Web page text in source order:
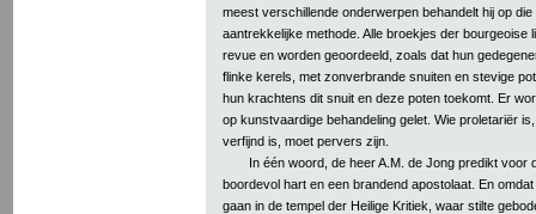
meest verschillende onderwerpen behandelt hij op
aantrekkelijke methode. Alle broekjes der bourgeoise
revue en worden geoordeeld, zoals dat hun
flinke kerels, met zonverbrande snuiten en stevige
hun krachtens dit snuit en deze poten toekomt. Er
op kunstvaardige behandeling gelet. Wie proletariër
verfijnd is, moet pervers zijn.
In één woord, de heer A.M. de Jong predikt voor
boordevol hart en een brandend apostolaat. En
gaan in de tempel der Heilige Kritiek, waar stilte